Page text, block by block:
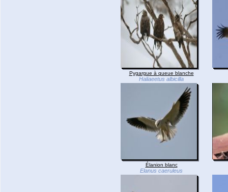
Pygargue à queue blanche
Haliaeetus albicilla
Élanion blanc
Elanus caeruleus